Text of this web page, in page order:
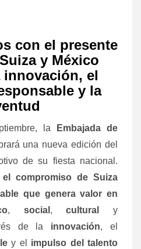
con el presente
y México
el
y la
la
Embajada de
una nueva edición del
de su fiesta nacional.
el compromiso de Suiza
que genera valor en
, social ,cultural
y
de la innovación, el
y el impulso del talento